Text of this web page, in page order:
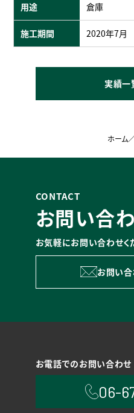
用途 倉庫
施工期間 2020年7月
実績一
ホーム
CONTACT
お問い合
お気軽にお問い合わせく
お問い合
お電話でのお問い合わせ
06-